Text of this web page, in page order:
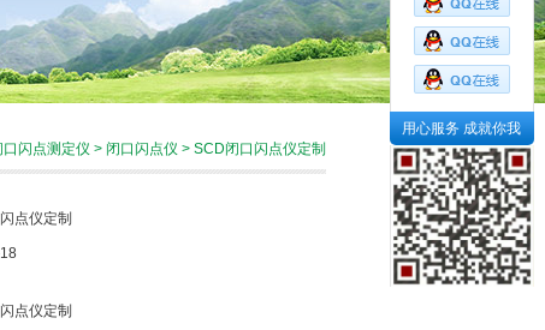
口闪点测定仪 > 闭口闪点仪 > SCD闭口闪点仪定制
点仪定制
点仪定制
用心服务 成就你我